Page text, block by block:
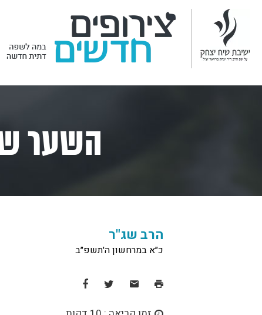
השער
הרב שג"ר
כ״א במרחשון ה׳תשפ״ב